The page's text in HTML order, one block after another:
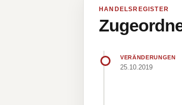
HANDELSREGISTER
VERÄNDERUNGEN
25.10.2019